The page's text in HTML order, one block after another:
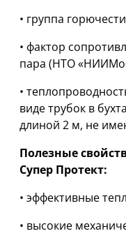
• группа
• фактор
пара (НТО
•
виде трубок в
длиной 2 м, не
Полезные
Супер Протект:
• эффективные
• высокие